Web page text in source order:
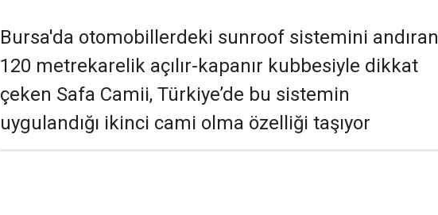
Bursa'da otomobillerdeki sunroof sistemini andıran
120 metrekarelik açılır-kapanır kubbesiyle dikkat
çeken Safa Camii, Türkiye’de bu sistemin
uygulandığı ikinci cami olma özelliği taşıyor